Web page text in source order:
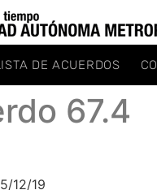
DE ACUERDOS
67.4
12/19